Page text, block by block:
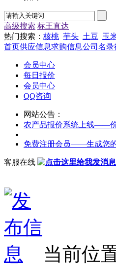
高级搜索 标王直达
热门搜索： 核桃 芋头 土豆 玉
首页供应信息求购信息公司名录
会员中心
每日报价
会员中心
QQ咨询
网站公告：
农产品报价系统上线——
免费注册会员——生成您
客服在线
当前位